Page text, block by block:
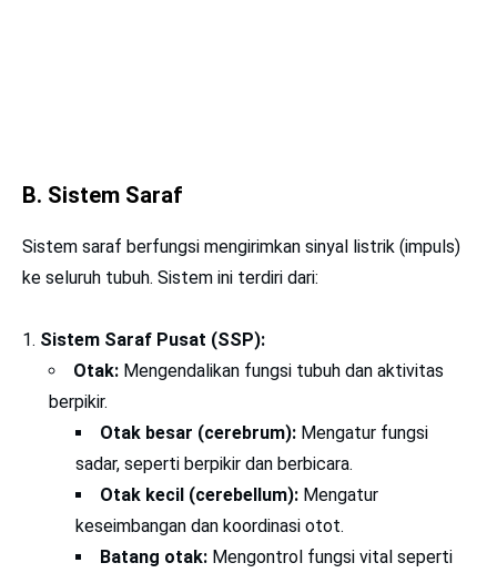
B. Sistem Saraf
Sistem saraf berfungsi mengirimkan sinyal listrik (impuls)
ke seluruh tubuh. Sistem ini terdiri dari:
Sistem Saraf Pusat (SSP):
Otak: Mengendalikan fungsi tubuh dan aktivitas
berpikir.
Otak besar (cerebrum): Mengatur fungsi
sadar, seperti berpikir dan berbicara.
Otak kecil (cerebellum): Mengatur
keseimbangan dan koordinasi otot.
Batang otak: Mengontrol fungsi vital seperti